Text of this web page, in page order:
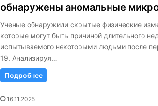
обнаружены аномальные
Ученые обнаружили скрытые физические
которые могут быть причиной длительного
испытываемого некоторыми людьми после
19. Анализируя…
Подробнее
16.11.2025